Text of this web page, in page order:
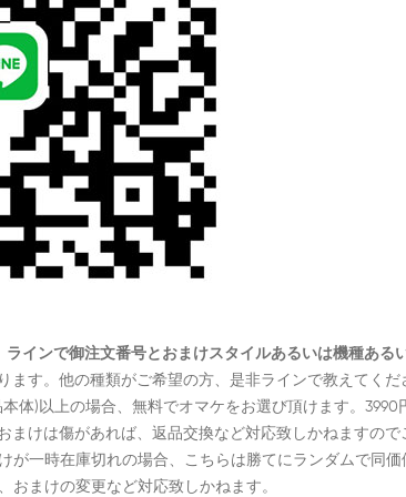
インで御注文番号とおまけスタイルあるいは機種ある
ます。他の種類がご希望の方、是非ラインで教えてくだ
体)以上の場合、無料でオマケをお選び頂けます。
まけは傷があれば、返品交換など対応致しかねますので
が一時在庫切れの場合、こちらは勝てにランダムで同価
おまけの変更など対応致しかねます。